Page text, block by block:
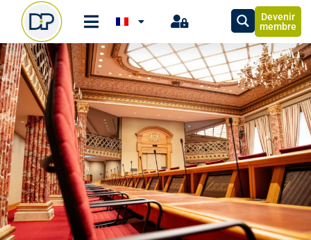
Devenir
membre